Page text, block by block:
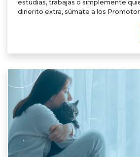
estudias, trabajas o simplemente
dinerito extra, súmate a los